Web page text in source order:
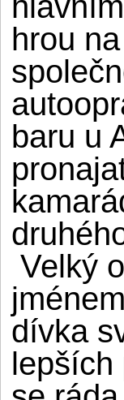
hrou
baru u
Velký
dívka
lepších